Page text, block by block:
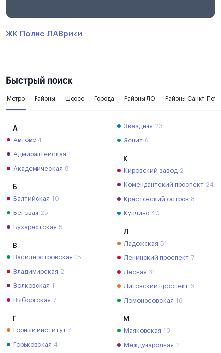
ЖК Полис ЛАВрики
Быстрый поиск
Метро Районы Шоссе Города Районы ЛО Районы Санкт-
А
Автово 4
Адмиралтейская 1
Академическая 8
Б
Балтийская 10
Беговая 25
Бухарестская 5
В
Василеостровская 15
Владимирская 2
Волковская 1
Выборгская 7
Г
Горный институт 4
Горьковская 4
Звёздная 23
Зенит 6
К
Кировский завод 2
Комендантский проспект 24
Крестовский остров 8
Купчино 40
Л
Ладожская 51
Ленинский проспект 7
Лесная 31
Лиговский проспект 6
Ломоносовская 16
М
Маяковская 13
Международная 2